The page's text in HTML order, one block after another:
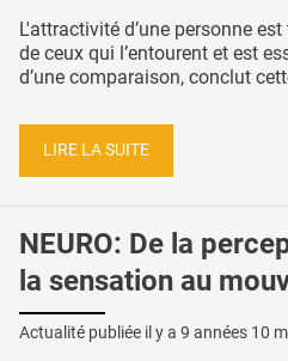
L'attractivité d’une personne
de ceux qui l’entourent et est
d’une comparaison, conclut
LIRE LA SUITE
NEURO: De la
la sensation au
Actualité publiée il y a 9 années 10